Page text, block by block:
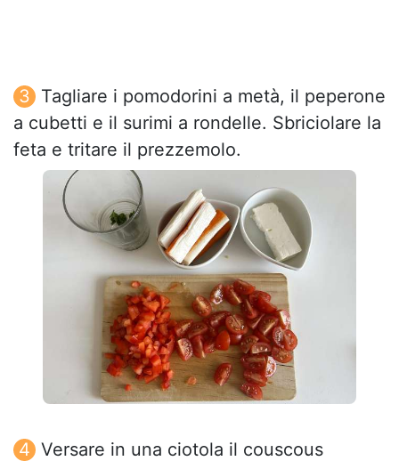
Tagliare i pomodorini a metà, il peperone
a cubetti e il surimi a rondelle. Sbriciolare la
feta e tritare il prezzemolo.
Versare in una ciotola il couscous